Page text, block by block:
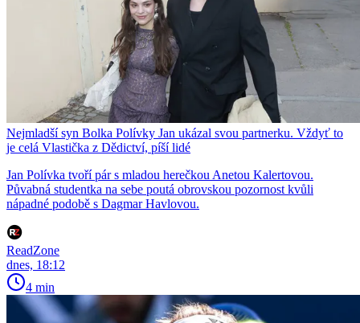
Nejmladší syn Bolka Polívky Jan ukázal svou partnerku. Vždyť to
je celá Vlastička z Dědictví, píší lidé
Jan Polívka tvoří pár s mladou herečkou Anetou Kalertovou.
Půvabná studentka na sebe poutá obrovskou pozornost kvůli
nápadné podobě s Dagmar Havlovou.
ReadZone
dnes, 18:12
4 min